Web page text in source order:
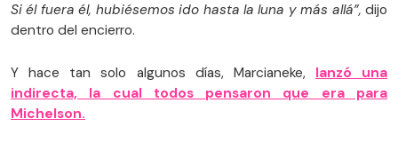
Si él fuera él, hubiésemos ido hasta la luna y más allá”, dijo
dentro del encierro.
Y hace tan solo algunos días, Marcianeke, lanzó una
indirecta, la cual todos pensaron que era para
Michelson.